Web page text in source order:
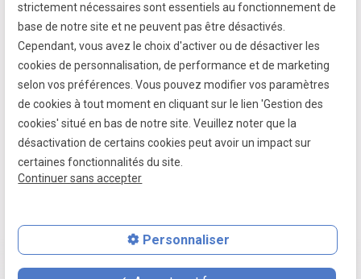
Siret :39799787500026
Mentions légales
Politique de confidentialité
Gestion des cookies
place contact_page phone
strictement nécessaires sont essentiels au fonctionnement de
base de notre site et ne peuvent pas être désactivés.
Cependant, vous avez le choix d'activer ou de désactiver les
cookies de personnalisation, de performance et de marketing
selon vos préférences. Vous pouvez modifier vos paramètres
de cookies à tout moment en cliquant sur le lien 'Gestion des
cookies' situé en bas de notre site. Veuillez noter que la
désactivation de certains cookies peut avoir un impact sur
certaines fonctionnalités du site.
Continuer sans accepter
Personnaliser